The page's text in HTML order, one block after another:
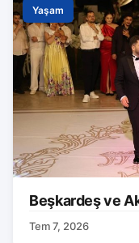
Yaşam
Beşkardeş ve
Tem 7, 2026